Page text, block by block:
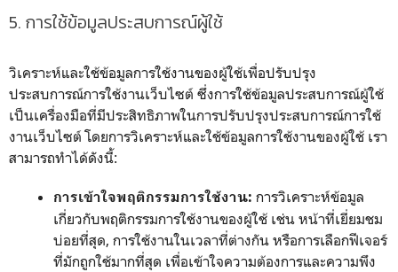
5. การใช้ข้อมูลประสบการณ์ผู้ใช้
วิเคราะห์และใช้ข้อมูลการใช้งานของผู้ใช้เพื่อปรับปรุง
ประสบการณ์การใช้งานเว็บไซต์ ซึ่งการใช้ข้อมูลประสบการณ์ผู้ใช้
เป็นเครื่องมือที่มีประสิทธิภาพในการปรับปรุงประสบการณ์การใช้
งานเว็บไซต์ โดยการวิเคราะห์และใช้ข้อมูลการใช้งานของผู้ใช้ เรา
สามารถทำได้ดังนี้:
การเข้าใจพฤติกรรมการใช้งาน: การวิเคราะห์ข้อมูล
เกี่ยวกับพฤติกรรมการใช้งานของผู้ใช้ เช่น หน้าที่เยี่ยมชม
บ่อยที่สุด, การใช้งานในเวลาที่ต่างกัน หรือการเลือกฟีเจอร์
ที่มักถูกใช้มากที่สุด เพื่อเข้าใจความต้องการและความพึง